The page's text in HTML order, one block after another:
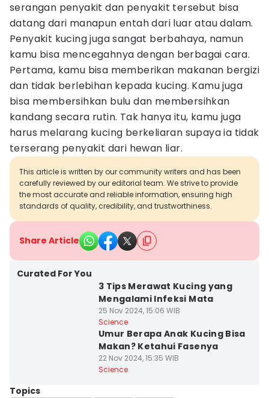
serangan penyakit dan penyakit tersebut bisa
datang dari manapun entah dari luar atau dalam.
Penyakit kucing juga sangat berbahaya, namun
kamu bisa mencegahnya dengan berbagai cara.
Pertama, kamu bisa memberikan makanan bergizi
dan tidak berlebihan kepada kucing. Kamu juga
bisa membersihkan bulu dan membersihkan
kandang secara rutin. Tak hanya itu, kamu juga
harus melarang kucing berkeliaran supaya ia tidak
terserang penyakit dari hewan liar.
This article is written by our community writers and has been
carefully reviewed by our editorial team. We strive to provide
the most accurate and reliable information, ensuring high
standards of quality, credibility, and trustworthiness.
Share Article
Curated For You
3 Tips Merawat Kucing yang
Mengalami Infeksi Mata
25 Nov 2024, 15:06 WIB
Science
Umur Berapa Anak Kucing Bisa
Makan? Ketahui Fasenya
22 Nov 2024, 15:35 WIB
Science
Topics